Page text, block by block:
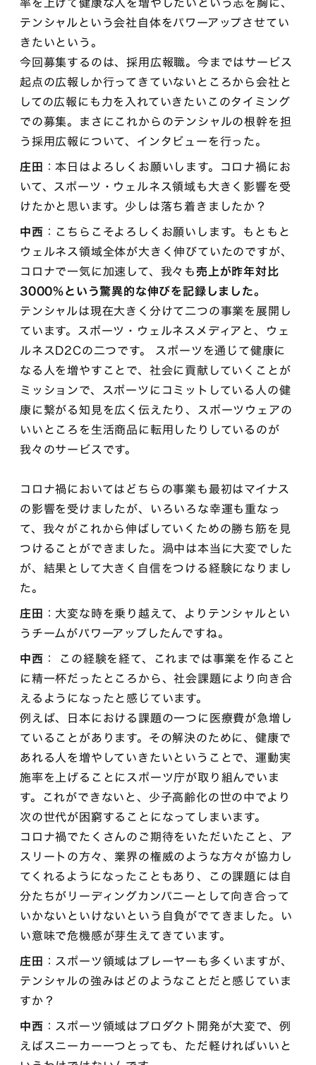
テンシャルという会社自体をパワーアップさせてい
きたいという。
今回募集するのは、採用広報職。今まではサービス
起点の広報しか行ってきていないところから会社と
しての広報にも力を入れていきたいこのタイミング
での募集。まさにこれからのテンシャルの根幹を担
う採用広報について、インタビューを行った。
庄田 ：本日はよろしくお願いします。コロナ禍にお
いて、スポーツ・ウェルネス領域も大きく影響を受
けたかと思います。少しは落ち着きましたか？
中西 ：こちらこそよろしくお願いします。もともと
ウェルネス領域全体が大きく伸びていたのですが、
コロナで一気に加速して、我々も売上が昨年対比
3000%という驚異的な伸びを記録しました。
テンシャルは現在大きく分けて二つの事業を展開し
ています。スポーツ・ウェルネスメディアと、ウェ
ルネスD2Cの二つです。 スポーツを通じて健康に
なる人を増やすことで、社会に貢献していくことが
ミッションで、スポーツにコミットしている人の健
康に繋がる知見を広く伝えたり、スポーツウェアの
いいところを生活商品に転用したりしているのが
我々のサービスです。
コロナ禍においてはどちらの事業も最初はマイナス
の影響を受けましたが、いろいろな幸運も重なっ
て、我々がこれから伸ばしていくための勝ち筋を見
つけることができました。渦中は本当に大変でした
が、結果として大きく自信をつける経験になりまし
た。
庄田 ：大変な時を乗り越えて、よりテンシャルとい
うチームがパワーアップしたんですね。
中西 ： この経験を経て、これまでは事業を作ること
に精一杯だったところから、社会課題により向き合
えるようになったと感じています。
例えば、日本における課題の一つに医療費が急増し
ていることがあります。その解決のために、健康で
あれる人を増やしていきたいということで、運動実
施率を上げることにスポーツ庁が取り組んでいま
す。これができないと、少子高齢化の世の中でより
次の世代が困窮することになってしまいます。
コロナ禍でたくさんのご期待をいただいたこと、ア
スリートの方々、業界の権威のような方々が協力し
てくれるようになったこともあり、この課題には自
分たちがリーディングカンパニーとして向き合って
いかないといけないという自負がでてきました。い
い意味で危機感が芽生えてきています。
庄田 ：スポーツ領域はプレーヤーも多くいますが、
テンシャルの強みはどのようなことだと感じていま
すか？
中西 ：スポーツ領域はプロダクト開発が大変で、例
えばスニーカー一つとっても、ただ軽ければいいと